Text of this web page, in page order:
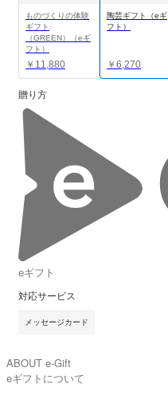
ものづくりの体験
ギフト
（GREEN）（eギ
フト）
￥11,880
陶芸ギフト（eギ
フト）
￥6,270
贈り方
eギフト
対応サービス
メッセージカード
ABOUT e-Gift
eギフトについて